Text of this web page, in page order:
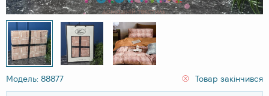
Модель: 88877 Товар закінчився